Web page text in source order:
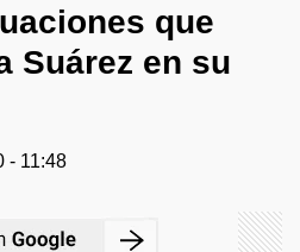
que
Suárez en su
- 11:48